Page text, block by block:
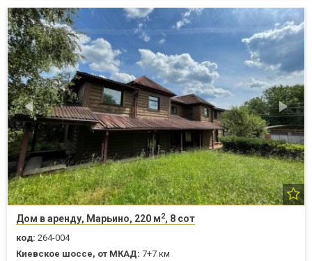
Дом в аренду, Марьино, 220 м2, 8 сот
код: 264-004
Киевское шоссе, от МКАД: 7+7 км